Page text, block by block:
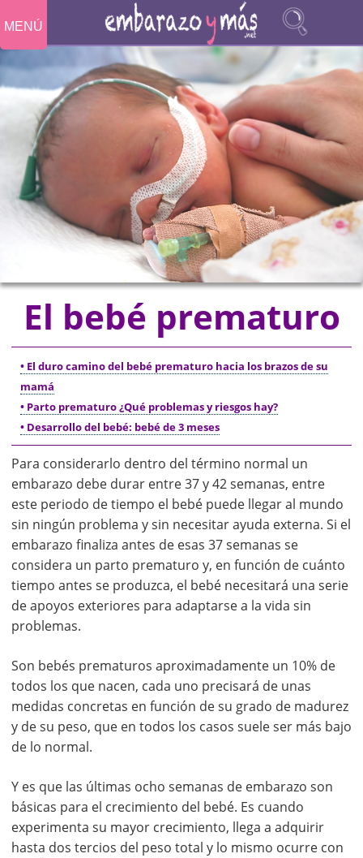
MENÚ
El bebé prematuro
• El duro camino del bebé prematuro hacia los brazos de su
mamá
• Parto prematuro ¿Qué problemas y riesgos hay?
• Desarrollo del bebé: bebé de 3 meses
Para considerarlo dentro del término normal un
embarazo debe durar entre 37 y 42 semanas, entre
este periodo de tiempo el bebé puede llegar al mundo
sin ningún problema y sin necesitar ayuda externa. Si el
embarazo finaliza antes de esas 37 semanas se
considera un parto prematuro y, en función de cuánto
tiempo antes se produzca, el bebé necesitará una serie
de apoyos exteriores para adaptarse a la vida sin
problemas.
Son bebés prematuros aproximadamente un 10% de
todos los que nacen, cada uno precisará de unas
medidas concretas en función de su grado de madurez
y de su peso, que en todos los casos suele ser más bajo
de lo normal.
Y es que las últimas ocho semanas de embarazo son
básicas para el crecimiento del bebé. Es cuando
experimenta su mayor crecimiento, llega a adquirir
hasta dos tercios del peso total y lo mismo ocurre con